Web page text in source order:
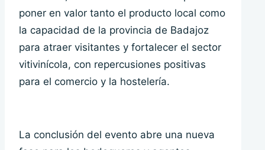
poner en valor tanto el producto local como
la capacidad de la provincia de Badajoz
para atraer visitantes y fortalecer el sector
vitivinícola, con repercusiones positivas
para el comercio y la hostelería.
La conclusión del evento abre una nueva